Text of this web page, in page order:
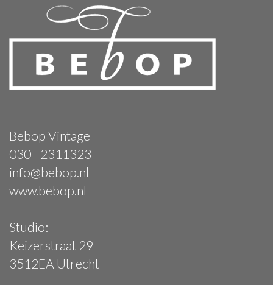
Bebop Vintage
030 - 2311323
info@bebop.nl
www.bebop.nl
Studio:
Keizerstraat 29
3512EA Utrecht